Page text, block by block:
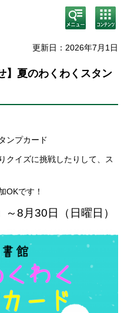
検
索・
メニ
コン
テン
ニュ
更新日：2026年7月1日
】夏のわくわくスタン
ンプカード
クイズに挑戦したりして、ス
OKです！
8月30日（日曜日）